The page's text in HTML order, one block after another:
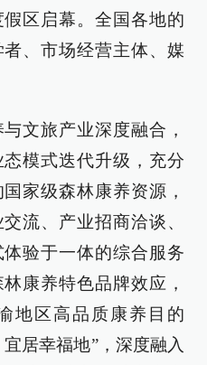
区启幕。全国各地的
、市场经营主体、媒
文旅产业深度融合，
模式迭代升级，充分
家级森林康养资源，
流、产业招商洽谈、
验于一体的综合服务
康养特色品牌效应，
地区高品质康养目的
居幸福地”，深度融入